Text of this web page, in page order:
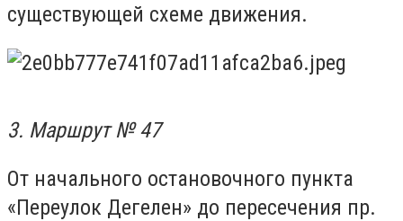
существующей схеме движения.
3. Маршрут № 47
От начального остановочного пункта
«Переулок Дегелен» до пересечения пр.